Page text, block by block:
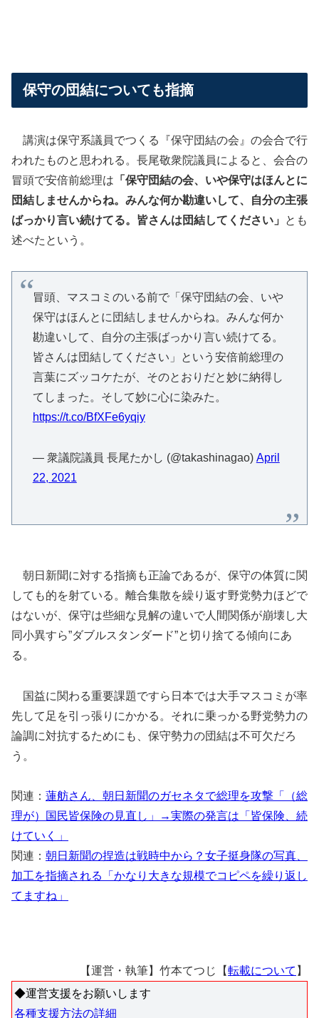
保守の団結についても指摘
講演は保守系議員でつくる『保守団結の会』の会合で行
われたものと思われる。長尾敬衆院議員によると、会合の
冒頭で安倍前総理は 「保守団結の会、いや保守はほんとに
団結しませんからね。みんな何か勘違いして、自分の主張
ばっかり言い続けてる。皆さんは団結してください」
とも
述べたという。
冒頭、マスコミのいる前で「保守団結の会、いや
保守はほんとに団結しませんからね。みんな何か
勘違いして、自分の主張ばっかり言い続けてる。
皆さんは団結してください」という安倍前総理の
言葉にズッコケたが、そのとおりだと妙に納得し
てしまった。そして妙に心に染みた。
https://t.co/BfXFe6yqiy
— 衆議院議員 長尾たかし (@takashinagao) April
22, 2021
朝日新聞に対する指摘も正論であるが、保守の体質に関
しても的を射ている。離合集散を繰り返す野党勢力ほどで
はないが、保守は些細な見解の違いで人間関係が崩壊し大
同小異すら”ダブルスタンダード”と切り捨てる傾向にあ
る。
国益に関わる重要課題ですら日本では大手マスコミが率
先して足を引っ張りにかかる。それに乗っかる野党勢力の
論調に対抗するためにも、保守勢力の団結は不可欠だろ
う。
関連： 蓮舫さん、朝日新聞のガセネタで総理を攻撃「（総
理が）国民皆保険の見直し」→実際の発言は「皆保険、続
けていく」
関連： 朝日新聞の捏造は戦時中から？女子挺身隊の写真、
加工を指摘される「かなり大きな規模でコピペを繰り返し
てますね」
【運営・執筆】竹本てつじ【転載について 】
◆運営支援をお願いします
各種支援方法の詳細